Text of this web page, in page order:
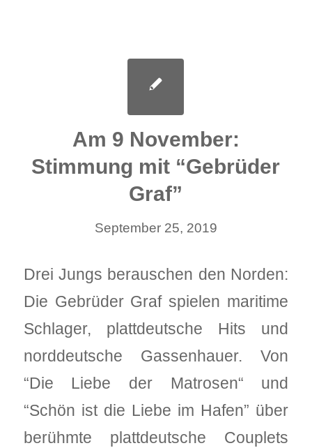
Am 9 November:
Stimmung mit “Gebrüder
Graf”
September 25, 2019
Drei Jungs berauschen den Norden:
Die Gebrüder Graf spielen maritime
Schlager, plattdeutsche Hits und
norddeutsche Gassenhauer. Von
“Die Liebe der Matrosen“ und
“Schön ist die Liebe im Hafen” über
berühmte plattdeutsche Couplets